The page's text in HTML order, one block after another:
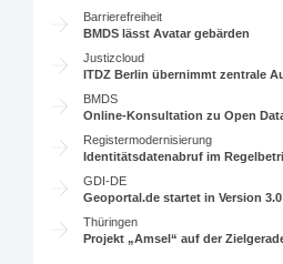
Barrierefreiheit
BMDS lässt Avatar gebärden
Justizcloud
ITDZ Berlin übernimmt zentrale
BMDS
Online-Konsultation zu Open
Registermodernisierung
Identitätsdatenabruf im
GDI-DE
Geoportal.de startet in Version 3.0
Thüringen
Projekt „Amsel“ auf der